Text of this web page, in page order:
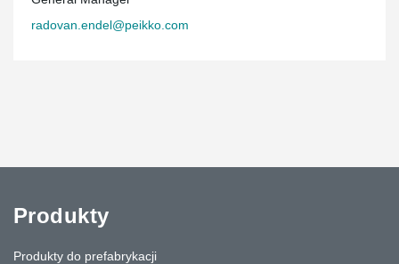
radovan.endel@peikko.com
Produkty
Produkty do prefabrykacji